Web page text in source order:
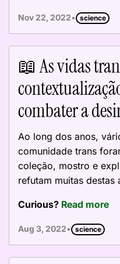
Nov 22, 2022• science
📖 As vidas
combater a
Ao long dos anos,
comunidade trans
coleção, mostro e
refutam muitas destas
Curious? Read more
Aug 3, 2022• science